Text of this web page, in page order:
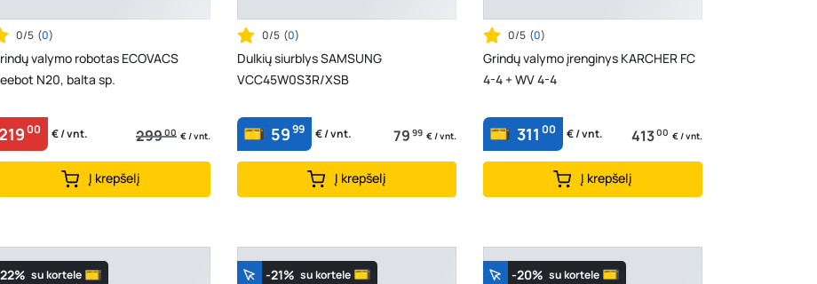
0/5 (0)
valymo robotas ECOVACS
N20, balta sp.
21900 € / vnt. 29900 € / vnt.
Į krepšelį
0/5 (0)
Dulkių siurblys SAMSUNG
VCC45W0S3R/XSB
5999 € / vnt. 79 99 € / vnt.
Į krepšelį
0/5 (0)
Grindų valymo įrenginys KARCHER FC
4-4 + WV 4-4
311 00 € / vnt. 41300 € / vnt.
Į krepšelį
su kortele -21% su kortele -20% su kortele